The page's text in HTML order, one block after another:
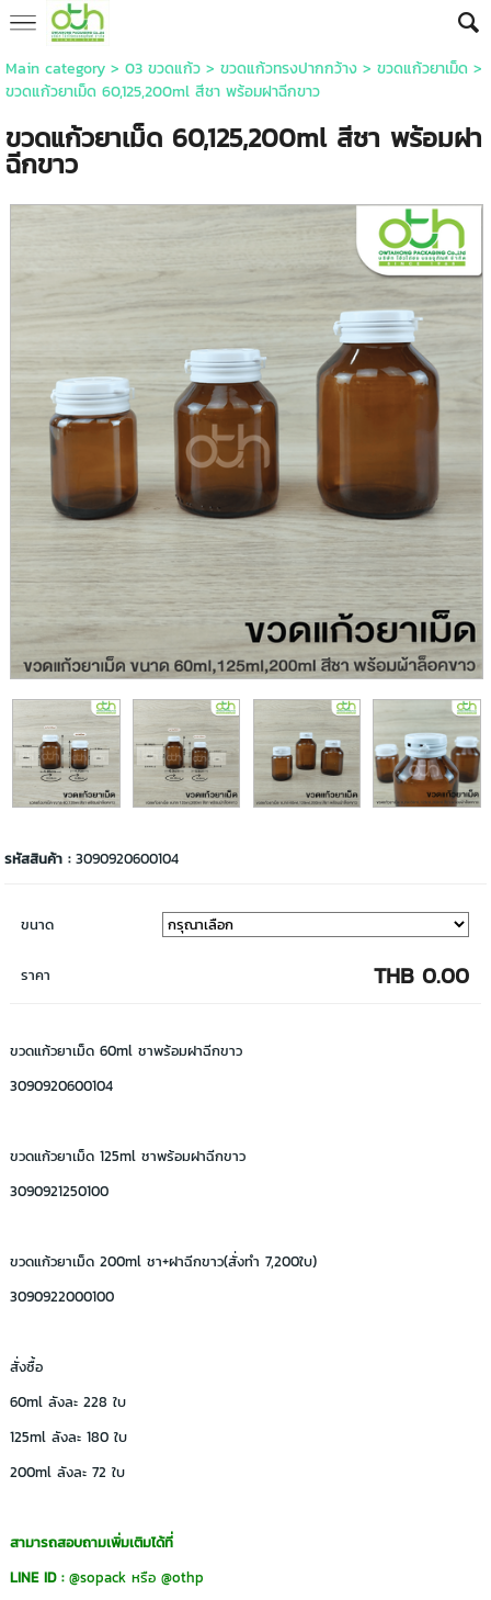
Main category> 03 ขวดแก้ว> ขวดแก้วทรงปากกว้าง> ขวดแก้วยาเม็ด >
ขวดแก้วยาเม็ด 60,125,200ml สีชา พร้อมฝาฉีกขาว
ขวดแก้วยาเม็ด 60,125,200ml สีชา พร้อมฝา
ฉีกขาว
รหัสสินค้า :3090920600104
ขนาด
ราคา THB 0.00
ขวดแก้วยาเม็ด 60ml ชาพร้อมฝาฉีกขาว
3090920600104
ขวดแก้วยาเม็ด 125ml ชาพร้อมฝาฉีกขาว
3090921250100
ขวดแก้วยาเม็ด 200ml ชา+ฝาฉีกขาว(สั่งทำ 7,200ใบ)
3090922000100
สั่งซื้อ
60ml ลังละ 228 ใบ
125ml ลังละ 180 ใบ
200ml ลังละ 72 ใบ
สามารถสอบถามเพิ่มเติมได้ที่
LINE ID : @sopack หรือ@othp